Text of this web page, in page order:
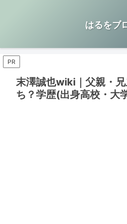
はるをブ
PR
末澤誠也wiki｜父親・
ち？学歴(出身高校・大